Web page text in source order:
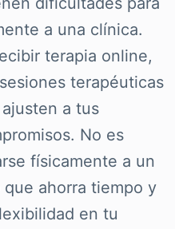
a una clínica.
terapia online,
terapéuticas
a tus
No es
físicamente a un
ahorra tiempo y
en tu